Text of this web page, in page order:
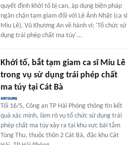
quyết định khởi tố bị can, áp dụng biện pháp
ngăn chặn tạm giam đối với Lê Ánh Nhật (ca sĩ
Miu Lê), Vũ Khương An về hành vi: 'Tổ chức sử
dụng trái phép chất ma túy'...
Khởi tố, bắt tạm giam ca sĩ Miu Lê
trong vụ sử dụng trái phép chất
ma túy tại Cát Bà
Tối 16/5, Công an TP Hải Phòng thông tin kết
quả xác minh, làm rõ vụ tổ chức sử dụng trái
phép chất ma túy xảy ra tại khu vực bãi tắm
Tùng Thu, thuộc thôn 2 Cát Bà, đặc khu Cát